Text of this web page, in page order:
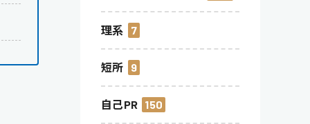
理系 7
短所 9
自己PR 150